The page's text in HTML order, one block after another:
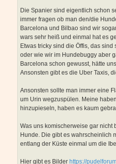
Die Spanier sind eigentlich schon
immer fragen ob man den/die
Barcelona und Bilbao sind wir
wars sehr heiß und einmal hat es
Etwas tricky sind die Öffis, das
oder wie wir im Hundebuggy aber
Barcelona schon gewusst, hätte
Ansonsten gibt es die Uber Taxis,
Ansonsten sollte man immer eine
um Urin wegzuspülen. Meine
hinzupieseln, haben es kaum
Was uns komischerweise gar nicht
Hunde. Die gibt es wahrscheinlich
entlang der Küste einmal um die
Hier gibt es Bilder https://